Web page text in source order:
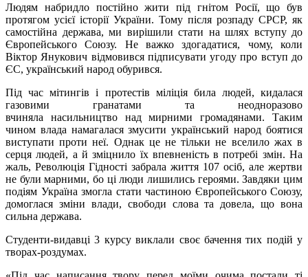
Людям набридло постійно жити під гнітом Росії, що був
протягом усієї історії України. Тому після розпаду СРСР, як
самостійна держава, ми вирішили стати на шлях вступу до
Європейського Союзу. Не важко здогадатися, чому, коли
Віктор Янукович відмовився підписувати угоду про вступ до
ЄС, український народ обурився.
Під час мітингів і протестів міліція била людей, кидалася
газовими гранатами та неодноразово
вчиняла насильництво над мирними громадянами. Таким
чином влада намагалася змусити український народ боятися
виступати проти неї. Однак це не тільки не вселило жах в
серця людей, а й зміцнило їх впевненість в потребі змін. На
жаль, Революція Гідності забрала життя 107 осіб, але жертви
не були марними, бо ці люди лишились героями. Завдяки цим
подіям Україна змогла стати частиною Європейського Союзу,
домоглася зміни влади, свободи слова та довела, що вона
сильна держава.
Студенти-видавці 3 курсу виклали своє бачення тих подій у
творах-роздумах.